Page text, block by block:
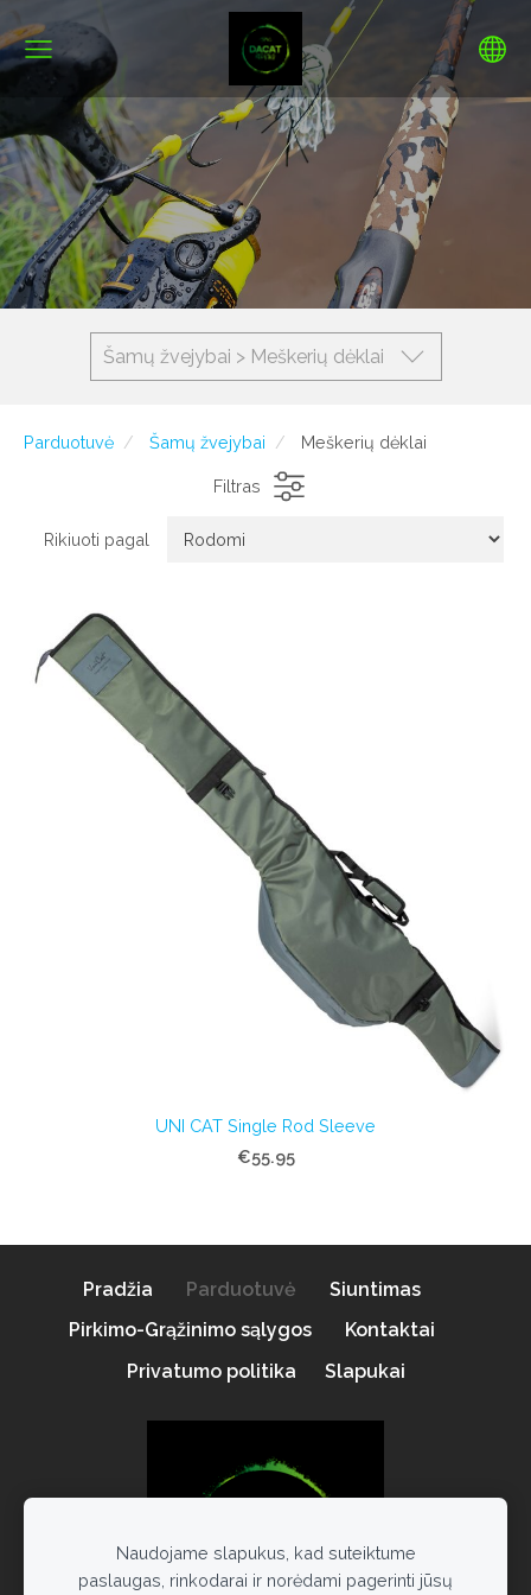
Šamų žvejybai > Meškerių dėklai
Parduotuvė Šamų žvejybai Meškerių dėklai
Filtras
Rikiuoti pagal
UNI CAT Single Rod Sleeve
€55.95
Pradžia Parduotuvė
Siuntimas
Pirkimo-Grąžinimo sąlygos
Kontaktai
Privatumo politika
Slapukai
Naudojame slapukus, kad suteiktume
paslaugas, rinkodarai ir norėdami pagerinti jūsų